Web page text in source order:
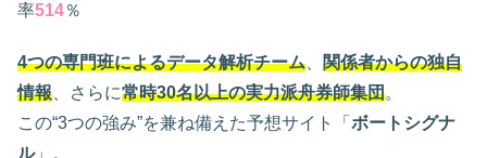
率514％
4つの専門班によるデータ解析チーム
関係者からの独自
情報 、さらに常時30名以上の実力派舟券師集団。
この“3つの強み”を兼ね備えた予想サイト「 ボートシグナ
ル」。